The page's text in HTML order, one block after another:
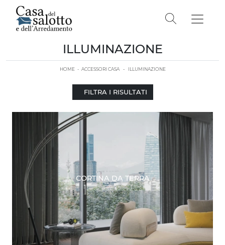
ILLUMINAZIONE
HOME - ACCESSORI CASA - ILLUMINAZIONE
FILTRA I RISULTATI
CORTINA DA TERRA